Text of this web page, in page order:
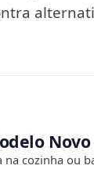
Novo
cozinha ou